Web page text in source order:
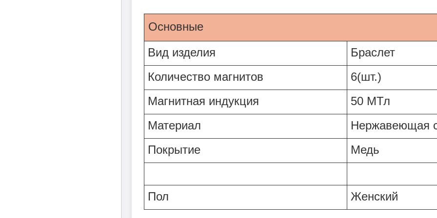
Основные
Вид изделия
Браслет
Количество магнитов
6(шт.)
Магнитная индукция
50 МТл
Материал
Нержавеющая
Покрытие
Медь
Пол Женский